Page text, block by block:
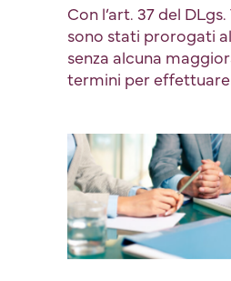
Con l’art. 37 del DLgs.
sono stati prorogati al
senza alcuna
termini per